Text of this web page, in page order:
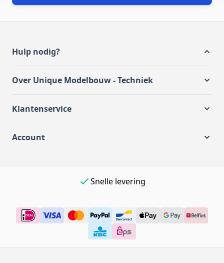
Hulp nodig?
Over Unique Modelbouw - Techniek
Klantenservice
Account
Eenvoudig online betalen